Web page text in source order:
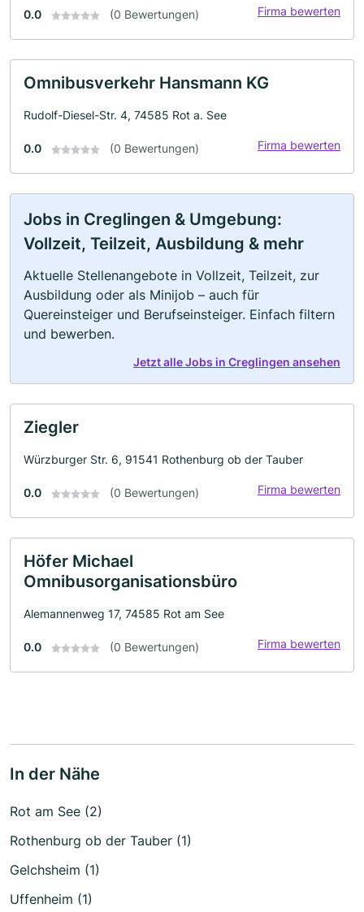
0.0 (0 Bewertungen) Firma bewerten
Omnibusverkehr Hansmann KG
Rudolf-Diesel-Str. 4, 74585 Rot a. See
0.0 (0 Bewertungen) Firma bewerten
Jobs in Creglingen & Umgebung:
Vollzeit, Teilzeit, Ausbildung & mehr
Aktuelle Stellenangebote in Vollzeit, Teilzeit, zur
Ausbildung oder als Minijob – auch für
Quereinsteiger und Berufseinsteiger. Einfach filtern
und bewerben.
Jetzt alle Jobs in Creglingen ansehen
Ziegler
Würzburger Str. 6, 91541 Rothenburg ob der Tauber
0.0 (0 Bewertungen) Firma bewerten
Höfer Michael
Omnibusorganisationsbüro
Alemannenweg 17, 74585 Rot am See
0.0 (0 Bewertungen) Firma bewerten
In der Nähe
Rot am See (2)
Rothenburg ob der Tauber (1)
Gelchsheim (1)
Uffenheim (1)